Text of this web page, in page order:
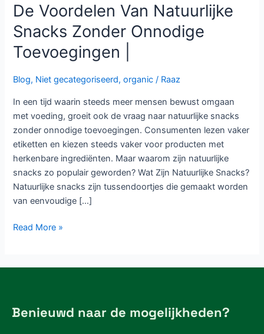
De Voordelen Van Natuurlijke
Snacks Zonder Onnodige
Toevoegingen |
Blog, Niet gecategoriseerd,organic / Raaz
In een tijd waarin steeds meer mensen bewust omgaan
met voeding, groeit ook de vraag naar natuurlijke snacks
zonder onnodige toevoegingen. Consumenten lezen vaker
etiketten en kiezen steeds vaker voor producten met
herkenbare ingrediënten. Maar waarom zijn natuurlijke
snacks zo populair geworden? Wat Zijn Natuurlijke Snacks?
Natuurlijke snacks zijn tussendoortjes die gemaakt worden
van eenvoudige […]
Read More »
Benieuwd naar de mogelijkheden?